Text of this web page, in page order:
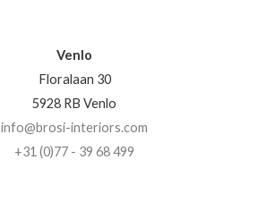
Venlo
Floralaan 30
5928 RB Venlo
info@brosi-interiors.com
+31 (0)77 - 39 68 499